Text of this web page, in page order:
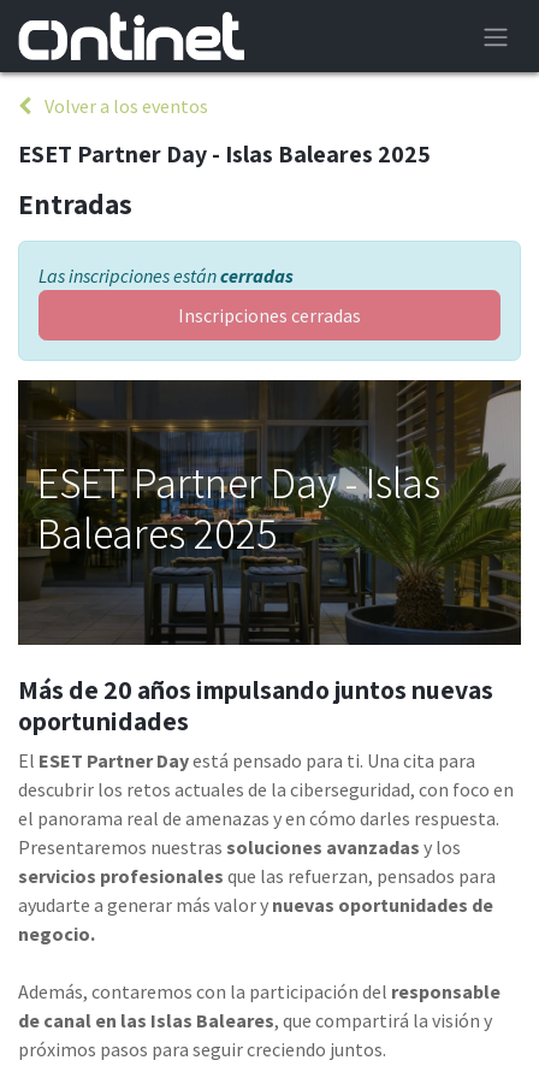
Volver a los eventos
ESET Partner Day - Islas Baleares 2025
Entradas
Las inscripciones estáncerradas
Inscripciones cerradas
ESET Partner Day - Islas
Baleares 2025
Más de 20 años impulsando juntos nuevas
oportunidades
El ESET Partner Dayestá pensado para ti. Una cita para
descubrir los retos actuales de la ciberseguridad, con foco en
el panorama real de amenazas y en cómo darles respuesta.
Presentaremos nuestras soluciones avanzadas y los
servicios profesionales que las refuerzan, pensados para
ayudarte a generar más valor y nuevas oportunidades de
negocio.
Además, contaremos con la participación del responsable
de canal en las Islas Baleares, que compartirá la visión y
próximos pasos para seguir creciendo juntos.